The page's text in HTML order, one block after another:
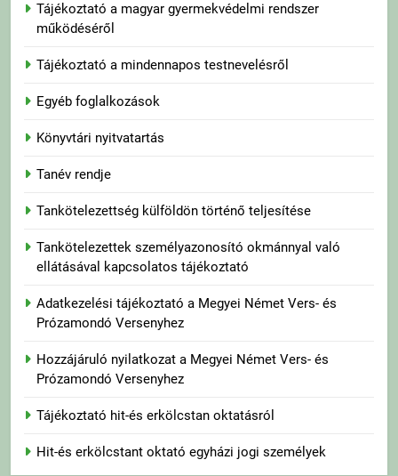
Tájékoztató a magyar gyermekvédelmi rendszer
működéséről
Tájékoztató a mindennapos testnevelésről
Egyéb foglalkozások
Könyvtári nyitvatartás
Tanév rendje
Tankötelezettség külföldön történő teljesítése
Tankötelezettek személyazonosító okmánnyal való
ellátásával kapcsolatos tájékoztató
Adatkezelési tájékoztató a Megyei Német Vers- és
Prózamondó Versenyhez
Hozzájáruló nyilatkozat a Megyei Német Vers- és
Prózamondó Versenyhez
Tájékoztató hit-és erkölcstan oktatásról
Hit-és erkölcstant oktató egyházi jogi személyek